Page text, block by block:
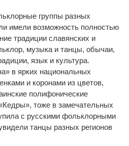
группы разных
имели возможность полностью
традиции славянских и
музыка и танцы, обычаи,
язык и культура.
в ярких национальных
и коронами из цветов,
полифонические
тоже в замечательных
с русскими фольклорными
танцы разных регионов